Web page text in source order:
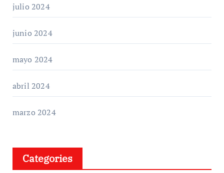
julio 2024
junio 2024
mayo 2024
abril 2024
marzo 2024
Categories